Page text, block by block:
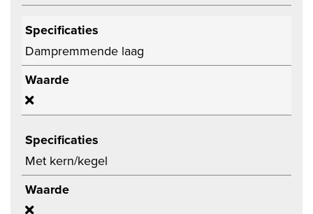
Specificaties
Dampremmende laag
Waarde
Specificaties
Met kern/kegel
Waarde